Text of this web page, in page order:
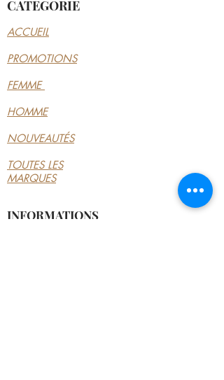
CATÉGORIE
ACCUEIL
PROMOTIONS
FEMME
HOMME
NOUVEAUTÉS
TOUTES LES
MARQUES
INFORMATIONS